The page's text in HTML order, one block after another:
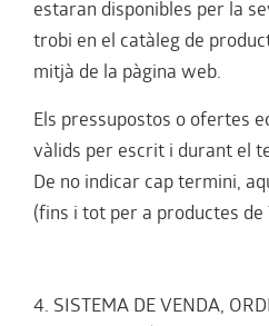
estaran disponibles per la
trobi en el catàleg de
mitjà de la pàgina web.
Els pressupostos o ofertes
vàlids per escrit i durant el
De no indicar cap termini,
(fins i tot per a productes de
4. SISTEMA DE VENDA,